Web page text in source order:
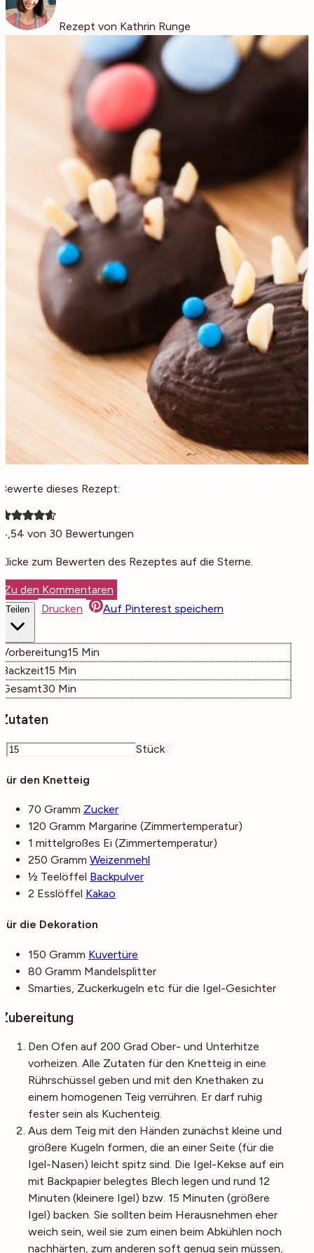
Rezept von Kathrin Runge
Bewerte dieses Rezept:
4,54 von 30 Bewertungen
Klicke zum Bewerten des Rezeptes auf die Sterne.
Zu den Kommentaren
Teilen Drucken Auf Pinterest speichern
Vorbereitung15 Minuten
Min
Backzeit15 Minuten
Min
Gesamt30 Minuten
Min
Zutaten
Stück
Für den Knetteig
70 Gramm Zucker
120 Gramm Margarine (Zimmertemperatur)
1 mittelgroßes Ei (Zimmertemperatur)
250 Gramm Weizenmehl
½ Teelöffel Backpulver
2 Esslöffel Kakao
Für die Dekoration
150 Gramm Kuvertüre
80 Gramm Mandelsplitter
Smarties, Zuckerkugeln etc für die Igel-Gesichter
Zubereitung
Den Ofen auf 200 Grad Ober- und Unterhitze
vorheizen. Alle Zutaten für den Knetteig in eine
Rührschüssel geben und mit den Knethaken zu
einem homogenen Teig verrühren. Er darf ruhig
fester sein als Kuchenteig.
Aus dem Teig mit den Händen zunächst kleine und
größere Kugeln formen, die an einer Seite (für die
Igel-Nasen) leicht spitz sind. Die Igel-Kekse auf ein
mit Backpapier belegtes Blech legen und rund 12
Minuten (kleinere Igel) bzw. 15 Minuten (größere
Igel) backen. Sie sollten beim Herausnehmen eher
weich sein, weil sie zum einen beim Abkühlen noch
nachhärten, zum anderen soft genug sein müssen,